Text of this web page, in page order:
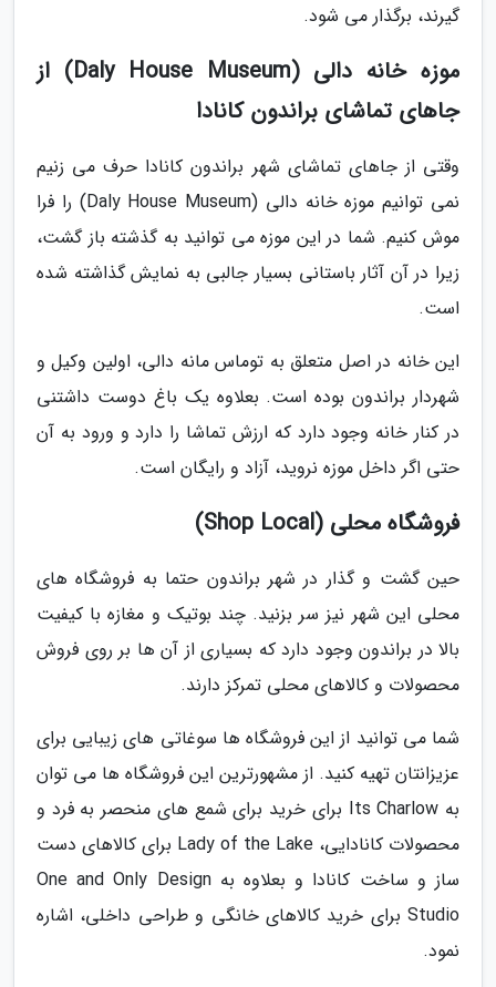
گیرند، برگذار می شود.
موزه خانه دالی (Daly House Museum) از
جاهای تماشای براندون کانادا
وقتی از جاهای تماشای شهر براندون کانادا حرف می زنیم
نمی توانیم موزه خانه دالی (Daly House Museum) را فرا
موش کنیم. شما در این موزه می توانید به گذشته باز گشت،
زیرا در آن آثار باستانی بسیار جالبی به نمایش گذاشته شده
است.
این خانه در اصل متعلق به توماس مانه دالی، اولین وکیل و
شهردار براندون بوده است. بعلاوه یک باغ دوست داشتنی
در کنار خانه وجود دارد که ارزش تماشا را دارد و ورود به آن
حتی اگر داخل موزه نروید، آزاد و رایگان است.
فروشگاه محلی (Shop Local)
حین گشت و گذار در شهر براندون حتما به فروشگاه های
محلی این شهر نیز سر بزنید. چند بوتیک و مغازه با کیفیت
بالا در براندون وجود دارد که بسیاری از آن ها بر روی فروش
محصولات و کالاهای محلی تمرکز دارند.
شما می توانید از این فروشگاه ها سوغاتی های زیبایی برای
عزیزانتان تهیه کنید. از مشهورترین این فروشگاه ها می توان
به Its Charlow برای خرید برای شمع های منحصر به فرد و
محصولات کانادایی، Lady of the Lake برای کالاهای دست
ساز و ساخت کانادا و بعلاوه به One and Only Design
Studio برای خرید کالاهای خانگی و طراحی داخلی، اشاره
نمود.